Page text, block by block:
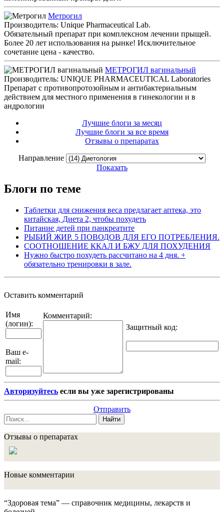
Метрогил
Производитель: Unique Pharmaceutical Lab.
Обязательный препарат при комплексном лечении прыщей.
Более 20 лет использования на рынке! Исключительное
сочетание цена - качество.
МЕТРОГИЛ вагинальный
Производитель: UNIQUE PHARMACEUTICAL Laboratories
Препарат с противопротозойным и антибактериальным
действием для местного применения в гинекологии и в
андрологии
Лучшие блоги за месяц
Лучшие блоги за все время
Отзывы о препаратах
Направление
Показать
Блоги по теме
Таблетки для снижения веса предлагает аптека, это
китайская, Диета 2, чтобы похудеть
Питание детей при панкреатите
РЫБИЙ ЖИР. 5 ПОВОДОВ ДЛЯ ЕГО ПОТРЕБЛЕНИЯ.
СООТНОШЕНИЕ ККАЛ И БЖУ ДЛЯ ПОХУДЕНИЯ
Нужно быстро похудеть рассчитано на 4 дня. +
обязательно тренировки в зале.
Оставить комментарий
Имя
(логин):
Ваш e-
mail:
Комментарий:
Защитный код:
Авторизуйтесь если вы уже зарегистрированы
Отправить
Найти
Отзывы о препаратах
Новые комментарии
“Здоровая тема” — справочник медицины, лекарств и